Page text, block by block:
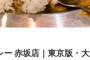
ー 赤坂店｜東京版・大